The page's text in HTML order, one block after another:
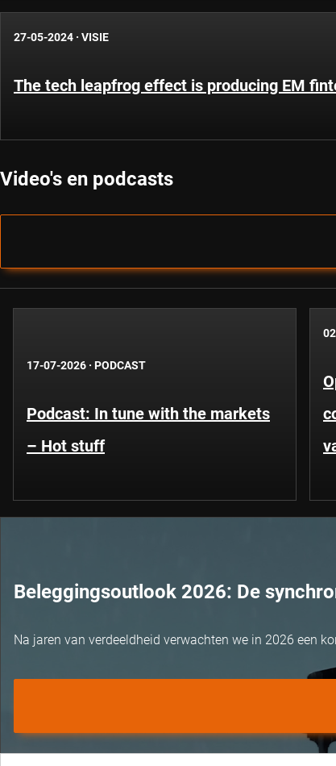
27-05-2024 · VISIE
The tech leapfrog effect is producing EM
Video's en podcasts
17-07-2026 · PODCAST
Podcast: In tune with the markets
– Hot stuff
Beleggingsoutlook 2026: De
Na jaren van verdeeldheid verwachten we in 2026 een